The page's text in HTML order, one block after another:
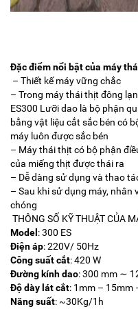
Đặc điểm nổi bật của máy
– Thiết kế máy vững chắc
– Trong máy thái thịt đông
ES300 Lưỡi dao là bộ phận
bằng vật liệu cắt sắc bén có
máy luôn được sắc bén
– Máy thái thịt có bộ phận
của miếng thịt được thái ra
– Dễ dàng sử dụng và thao
– Sau khi sử dụng máy, nhân
chóng
THÔNG SỐ KỸ THUẬT CỦA
Model : 300 ES
Điện áp: 220V/ 50Hz
Công suất cắt: 420 W
Đường kính dao: 300 mm ∼
Độ dày lát cắt: 1mm – 15mm
Năng suất: ~30Kg/1h